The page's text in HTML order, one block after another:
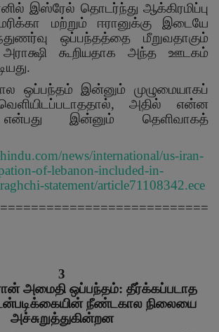
இஸ்ரேல் தொடர்ந்து ஆக்கிரமிப்பு
மற்றும் ஈரானுக்கு இடையே
ஒப்பந்தத்தை மீறுவதாகும்
அராக்ஷி கூறியதாக அந்த ஊடகம்
ஒப்பந்தம் இன்னும் முழுமையாகப்
,அதில் என்ன
என்பது இன்னும் தெளிவாகத்
news/international/us-iran-
of-lebanon-included-in-
statement/article71108342.ece
3
அமைதி ஒப்பந்தம்: தீர்க்கப்படாத
நீண்டகால நிலையை
அச்சுறுத்துகின்றன